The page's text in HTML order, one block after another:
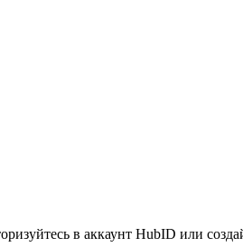
в аккаунт HubID или